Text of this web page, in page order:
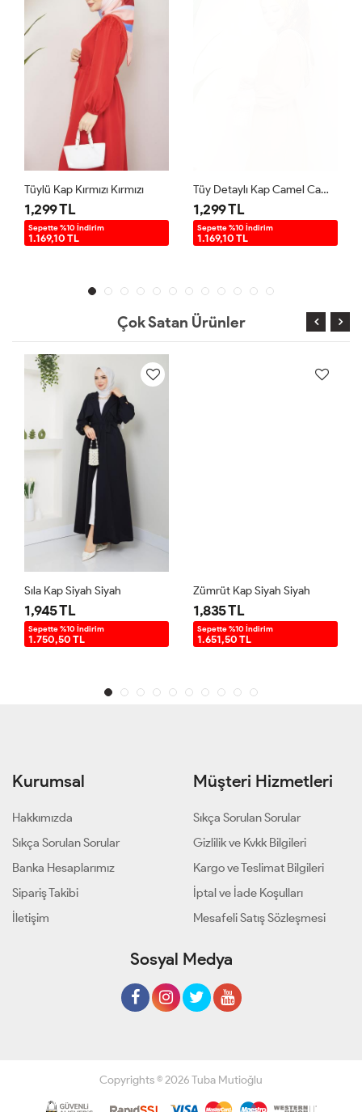
Tüylü Kap Kırmızı Kırmızı
1,299 TL
Sepette %10 İndirim
1.169,10 TL
Tüy Detaylı Kap Camel Camel
1,299 TL
Sepette %10 İndirim
1.169,10 TL
Çok Satan Ürünler
Sıla Kap Siyah Siyah
1,945 TL
Sepette %10 İndirim
1.750,50 TL
Zümrüt Kap Siyah Siyah
1,835 TL
Sepette %10 İndirim
1.651,50 TL
Kurumsal
Hakkımızda
Sıkça Sorulan Sorular
Banka Hesaplarımız
Sipariş Takibi
İletişim
Müşteri Hizmetleri
Sıkça Sorulan Sorular
Gizlilik ve Kvkk Bilgileri
Kargo ve Teslimat Bilgileri
İptal ve İade Koşulları
Mesafeli Satış Sözleşmesi
Sosyal Medya
Copyrights © 2026 Tuba Mutioğlu